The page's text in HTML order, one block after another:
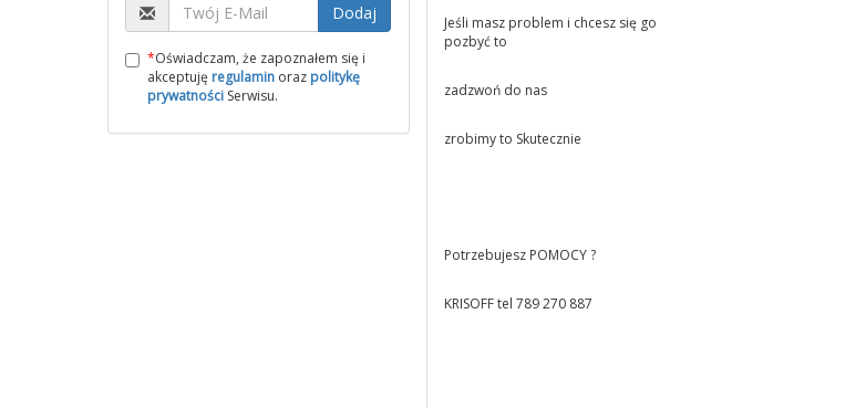
Dodaj
*Oświadczam, że zapoznałem się i
akceptuję regulamin oraz politykę
prywatności Serwisu.
Jeśli masz problem i chcesz się go
pozbyć to
zadzwoń do nas
zrobimy to Skutecznie
Potrzebujesz POMOCY ?
KRISOFF tel 789 270 887